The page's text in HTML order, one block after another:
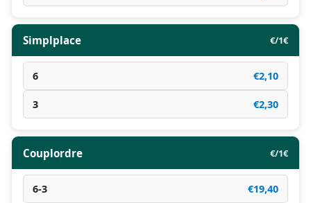
Simplplace €/1€
6 €2,10
3 €2,30
Couplordre €/1€
6-3 €19,40